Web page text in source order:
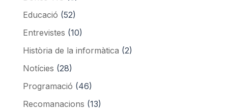
Educació (52)
Entrevistes (10)
Història de la informàtica (2)
Notícies (28)
Programació (46)
Recomanacions (13)